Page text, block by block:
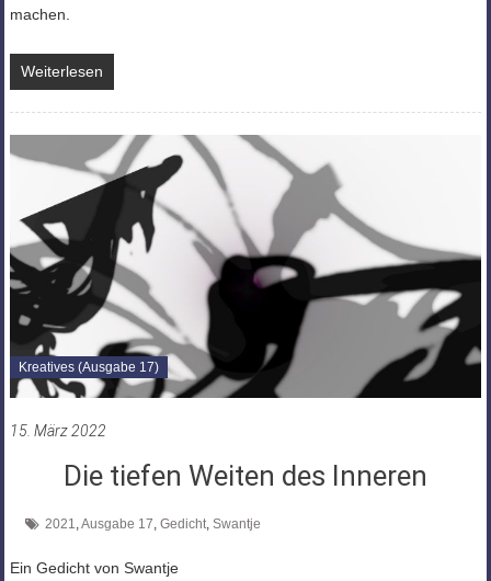
machen.
Weiterlesen
Kreatives (Ausgabe 17)
15. März 2022
Die tiefen Weiten des Inneren
2021,Ausgabe 17, Gedicht, Swantje
Ein Gedicht von Swantje